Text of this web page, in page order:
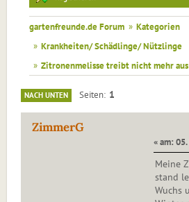
gartenfreunde.de Forum » Kategorien
» Krankheiten/ Schädlinge/ Nützlinge
» Zitronenmelisse treibt nicht mehr aus
NACH UNTEN Seiten 1
ZimmerG
« am:
Meine
stand
Wuchs